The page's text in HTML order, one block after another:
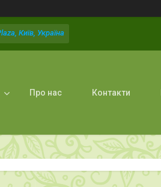
Київ, Україна
Про нас Контакти